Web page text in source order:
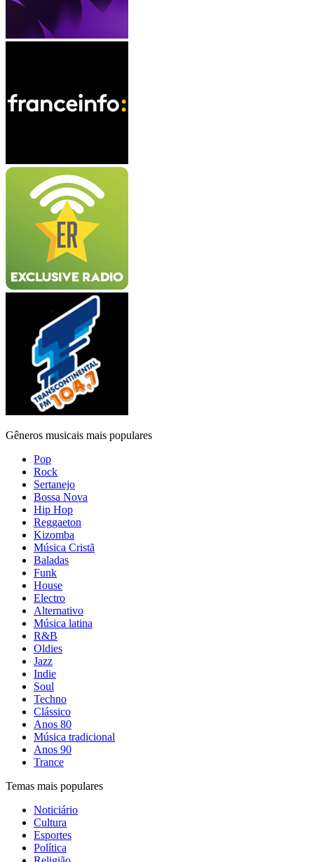
Gêneros musicais mais populares
Pop
Rock
Sertanejo
Bossa Nova
Hip Hop
Reggaeton
Kizomba
Música Cristã
Baladas
Funk
House
Electro
Alternativo
Música latina
R&B
Oldies
Jazz
Indie
Soul
Techno
Clássico
Anos 80
Música tradicional
Anos 90
Trance
Temas mais populares
Noticiário
Cultura
Esportes
Política